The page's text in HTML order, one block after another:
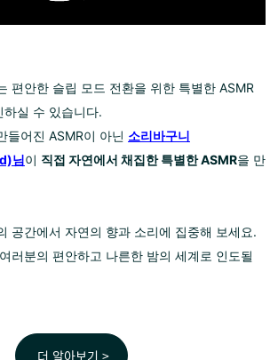
편안한 슬립 모드 전환을 위한 특별한 ASMR
하실 수 있습니다.
들어진 ASMR이 아닌 소리바구니
님이 직접 자연에서 채집한특별한 ASMR을 만
공간에서 자연의 향과 소리에 집중해 보세요.
러분의 편안하고 나른한 밤의 세계로 인도될
더 알아보기 >